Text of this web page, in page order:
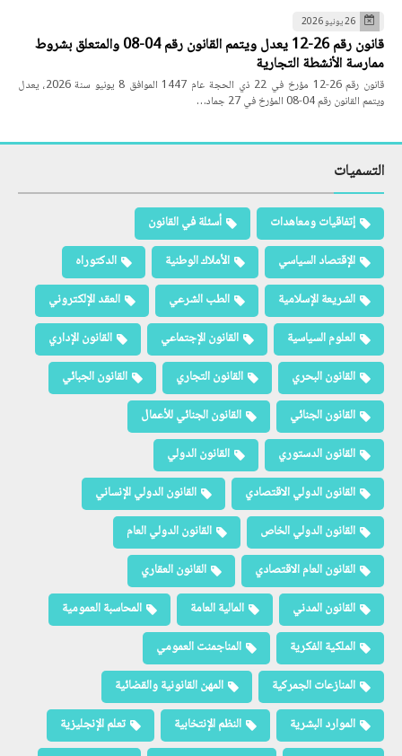
26 يونيو 2026
قانون رقم 26-12 يعدل ويتمم القانون رقم 04-08 والمتعلق بشروط
ممارسة الأنشطة التجارية
قانون رقم 26-12 مؤرخ في 22 ذي الحجة عام 1447 الموافق 8 يونيو سنة 2026، يعدل
ويتمم القانون رقم 04-08 المؤرخ في 27 جماد…
التسميات
إتفاقيات ومعاهدات
أسئلة في القانون
الإقتصاد السياسي
الأملاك الوطنية
الدكتوراه
الشريعة الإسلامية
الطب الشرعي
العقد الإلكتروني
العلوم السياسية
القانون الإجتماعي
القانون الإداري
القانون البحري
القانون التجاري
القانون الجبائي
القانون الجنائي
القانون الجنائي للأعمال
القانون الدستوري
القانون الدولي
القانون الدولي الاقتصادي
القانون الدولي الإنساني
القانون الدولي الخاص
القانون الدولي العام
القانون العام الاقتصادي
القانون العقاري
القانون المدني
المالية العامة
المحاسبة العمومية
الملكية الفكرية
المناجمنت العمومي
المنازعات الجمركية
المهن القانونية والقضائية
الموارد البشرية
النظم الإنتخابية
تعلم الإنجليزية